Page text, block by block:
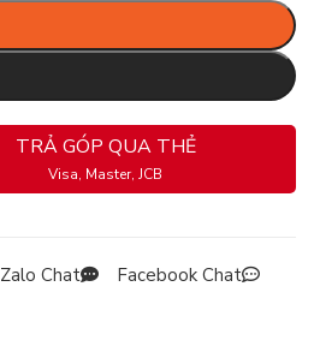
TRẢ GÓP QUA THẺ
Visa, Master, JCB
Zalo Chat Facebook Chat